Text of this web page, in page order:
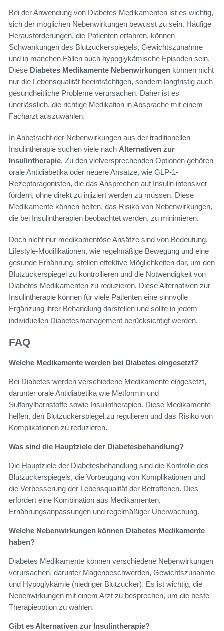
Bei der Anwendung von Diabetes Medikamenten ist es wichtig,
sich der möglichen Nebenwirkungen bewusst zu sein. Häufige
Herausforderungen, die Patienten erfahren, können
Schwankungen des Blutzuckerspiegels, Gewichtszunahme
und in manchen Fällen auch hypoglykämische Episoden sein.
Diese Diabetes Medikamente Nebenwirkungen können nicht
nur die Lebensqualität beeinträchtigen, sondern langfristig auch
gesundheitliche Probleme verursachen. Daher ist es
unerlässlich, die richtige Medikation in Absprache mit einem
Facharzt auszuwählen.
In Anbetracht der Nebenwirkungen aus der traditionellen
Insulintherapie suchen viele nach Alternativen zur
Insulintherapie. Zu den vielversprechenden Optionen gehören
orale Antidiabetika oder neuere Ansätze, wie GLP-1-
Rezeptoragonisten, die das Ansprechen auf Insulin intensiver
fördern, ohne direkt zu injiziert werden zu müssen. Diese
Medikamente können helfen, das Risiko von Nebenwirkungen,
die bei Insulintherapien beobachtet werden, zu minimieren.
Doch nicht nur medikamentöse Ansätze sind von Bedeutung.
Lifestyle-Modifikationen, wie regelmäßige Bewegung und eine
gesunde Ernährung, stellen effektive Möglichkeiten dar, um den
Blutzuckerspiegel zu kontrollieren und die Notwendigkeit von
Diabetes Medikamenten zu reduzieren. Diese Alternativen zur
Insulintherapie können für viele Patienten eine sinnvolle
Ergänzung ihrer Behandlung darstellen und sollte in jedem
individuellen Diabetesmanagement berücksichtigt werden.
FAQ
Welche Medikamente werden bei Diabetes eingesetzt?
Bei Diabetes werden verschiedene Medikamente eingesetzt,
darunter orale Antidiabetika wie Metformin und
Sulfonylharnstoffe sowie Insulintherapien. Diese Medikamente
helfen, den Blutzuckerspiegel zu regulieren und das Risiko von
Komplikationen zu reduzieren.
Was sind die Hauptziele der Diabetesbehandlung?
Die Hauptziele der Diabetesbehandlung sind die Kontrolle des
Blutzuckerspiegels, die Vorbeugung von Komplikationen und
die Verbesserung der Lebensqualität der Betroffenen. Dies
erfordert eine Kombination aus Medikamenten,
Ernährungsanpassungen und regelmäßiger Überwachung.
Welche Nebenwirkungen können Diabetes Medikamente
haben?
Diabetes Medikamente können verschiedene Nebenwirkungen
verursachen, darunter Magenbeschwerden, Gewichtszunahme
und Hypoglykämie (niedriger Blutzucker). Es ist wichtig, die
Nebenwirkungen mit einem Arzt zu besprechen, um die beste
Therapieoption zu wählen.
Gibt es Alternativen zur Insulintherapie?